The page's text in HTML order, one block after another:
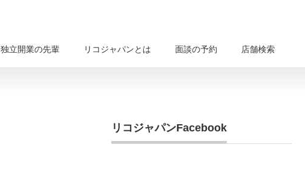
独立開業の先輩 リコジャパンとは 面談の予約 店舗検索
リコジャパンFacebook